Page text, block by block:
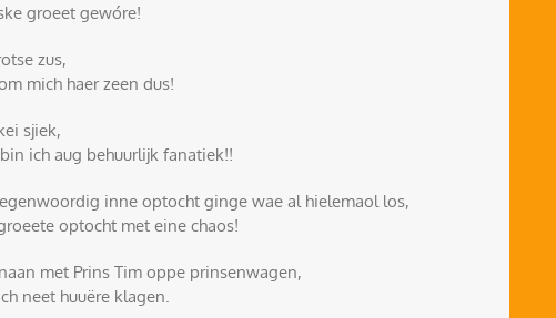
groeet gewóre!
zus,
mich haer zeen dus!
sjiek,
ich aug behuurlijk fanatiek!!
inne optocht ginge wae al hielemaol los,
optocht met eine chaos!
met Prins Tim oppe prinsenwagen,
neet huuëre klagen.